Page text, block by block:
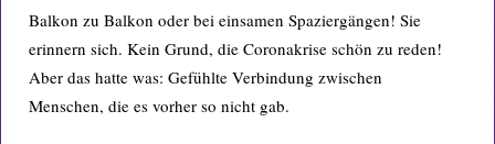
Balkon zu Balkon oder bei einsamen Spaziergängen! Sie
erinnern sich. Kein Grund, die Coronakrise schön zu reden!
Aber das hatte was: Gefühlte Verbindung zwischen
Menschen, die es vorher so nicht gab.